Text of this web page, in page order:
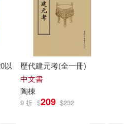
）(1)
等(1)
紫禁城出版社(2)
以
歷代建元考(全一冊)
中文書
陶棟
9 折 $209 $232